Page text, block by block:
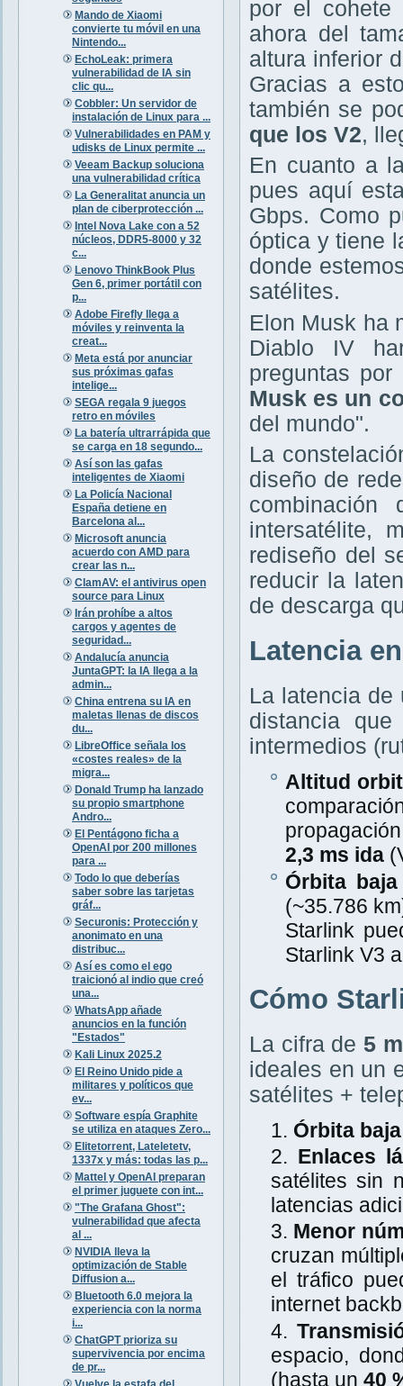
Mando de Xiaomi
convierte tu móvil en una
Nintendo...
EchoLeak: primera
vulnerabilidad de IA sin
clic qu...
Cobbler: Un servidor de
instalación de Linux para ...
Vulnerabilidades en PAM y
udisks de Linux permite ...
Veeam Backup soluciona
una vulnerabilidad crítica
La Generalitat anuncia un
plan de ciberprotección ...
Intel Nova Lake con a 52
núcleos, DDR5-8000 y 32
c...
Lenovo ThinkBook Plus
Gen 6, primer portátil con
p...
Adobe Firefly llega a
móviles y reinventa la
creat...
Meta está por anunciar
sus próximas gafas
intelige...
SEGA regala 9 juegos
retro en móviles
La batería ultrarrápida que
se carga en 18 segundo...
Así son las gafas
inteligentes de Xiaomi
La Policía Nacional
España detiene en
Barcelona al...
Microsoft anuncia
acuerdo con AMD para
crear las n...
ClamAV: el antivirus open
source para Linux
Irán prohíbe a altos
cargos y agentes de
seguridad...
Andalucía anuncia
JuntaGPT: la IA llega a la
admin...
China entrena su IA en
maletas llenas de discos
du...
LibreOffice señala los
«costes reales» de la
migra...
Donald Trump ha lanzado
su propio smartphone
Andro...
El Pentágono ficha a
OpenAI por 200 millones
para ...
Todo lo que deberías
saber sobre las tarjetas
gráf...
Securonis: Protección y
anonimato en una
distribuc...
Así es como el ego
traicionó al indio que creó
una...
WhatsApp añade
anuncios en la función
"Estados"
Kali Linux 2025.2
El Reino Unido pide a
militares y políticos que
ev...
Software espía Graphite
se utiliza en ataques Zero...
Elitetorrent, Lateletetv,
1337x y más: todas las p...
Mattel y OpenAI preparan
el primer juguete con int...
"The Grafana Ghost":
vulnerabilidad que afecta
al ...
NVIDIA lleva la
optimización de Stable
Diffusion a...
Bluetooth 6.0 mejora la
experiencia con la norma
i...
ChatGPT prioriza su
supervivencia por encima
de pr...
por el cohete
ahora del
altura inferior
Gracias a
también se
que los V2,
En cuanto a
pues aquí
Gbps. Como
óptica y tiene
donde
satélites.
Elon Musk ha
Diablo IV
preguntas
Musk es un
del mundo".
La
diseño de
intersatélite,
rediseño del
reducir la
de descarga
Latencia
La latencia de
distancia
intermedios
Altitud
2,3 ms ida
Órbita
(~35.786
Starlink
Starlink V3
Cómo
La cifra de 5
ideales en un
satélites +
Órbita
Enlaces
satélites sin
latencias
Menor
cruzan
el tráfico
internet
espacio,
(hasta un 40